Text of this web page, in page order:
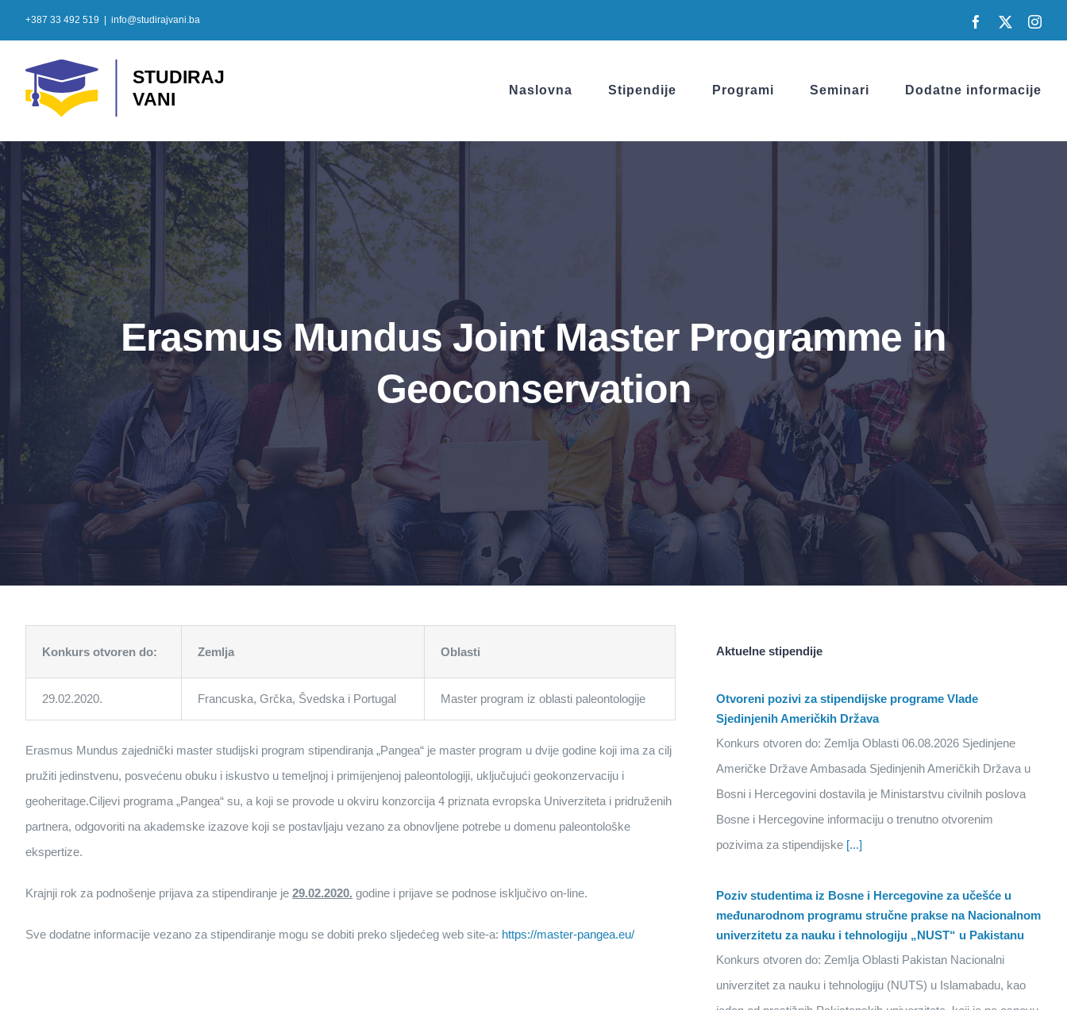
+387 33 492 519 info@studirajvani.ba Facebook
Naslovna Stipendije Programi Seminari Dodatne informacije
Erasmus Mundus Joint Master Programme in
Geoconservation
Konkurs otvoren do: Zemlja Oblasti
29.02.2020. Francuska, Grčka, Švedska i Portugal Master program iz oblasti paleontologije
Erasmus Mundus zajednički master studijski program stipendiranja „Pangea“ je master program u dvije godine koji ima za cilj
pružiti jedinstvenu, posvećenu obuku i iskustvo u temeljnoj i primijenjenoj paleontologiji, uključujući geokonzervaciju i
geoheritage.Ciljevi programa „Pangea“ su, a koji se provode u okviru konzorcija 4 priznata evropska Univerziteta i pridruženih
partnera, odgovoriti na akademske izazove koji se postavljaju vezano za obnovljene potrebe u domenu paleontološke
ekspertize.
Krajnji rok za podnošenje prijava za stipendiranje je 29.02.2020. godine i prijave se podnose isključivo on-line.
Sve dodatne informacije vezano za stipendiranje mogu se dobiti preko sljedećeg web site-a: https://master-pangea.eu/
Aktuelne stipendije
Otvoreni pozivi za stipendijske programe Vlade
Sjedinjenih Američkih Država
Konkurs otvoren do: Zemlja Oblasti 06.08.2026 Sjedinjene
Američke Države Ambasada Sjedinjenih Američkih Država u
Bosni i Hercegovini dostavila je Ministarstvu civilnih poslova
Bosne i Hercegovine informaciju o trenutno otvorenim
pozivima za stipendijske [...]
Poziv studentima iz Bosne i Hercegovine za učešće u
međunarodnom programu stručne prakse na Nacionalnom
univerzitetu za nauku i tehnologiju „NUST“ u Pakistanu
Konkurs otvoren do: Zemlja Oblasti Pakistan Nacionalni
univerzitet za nauku i tehnologiju (NUTS) u Islamabadu, kao